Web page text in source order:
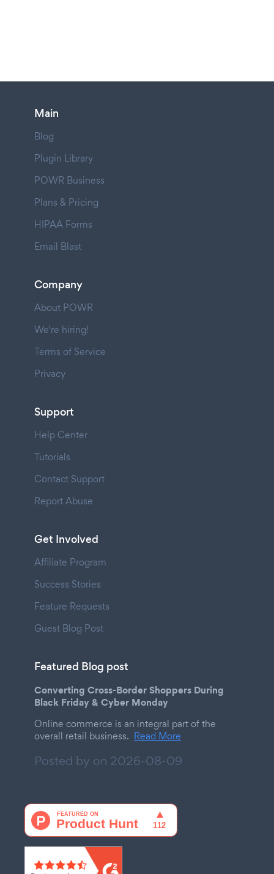
Main
Blog
Plugin Library
POWR Business
Plans & Pricing
HIPAA Forms
Email Blast
Company
About POWR
We're hiring!
Terms of Service
Privacy
Support
Help Center
Tutorials
Contact Support
Report Abuse
Get Involved
Affiliate Program
Success Stories
Feature Requests
Guest Blog Post
Featured Blog post
Converting Cross-Border Shoppers During
Black Friday & Cyber Monday
Online commerce is an integral part of the
overall retail business. Read More
Posted by on 2026-08-09